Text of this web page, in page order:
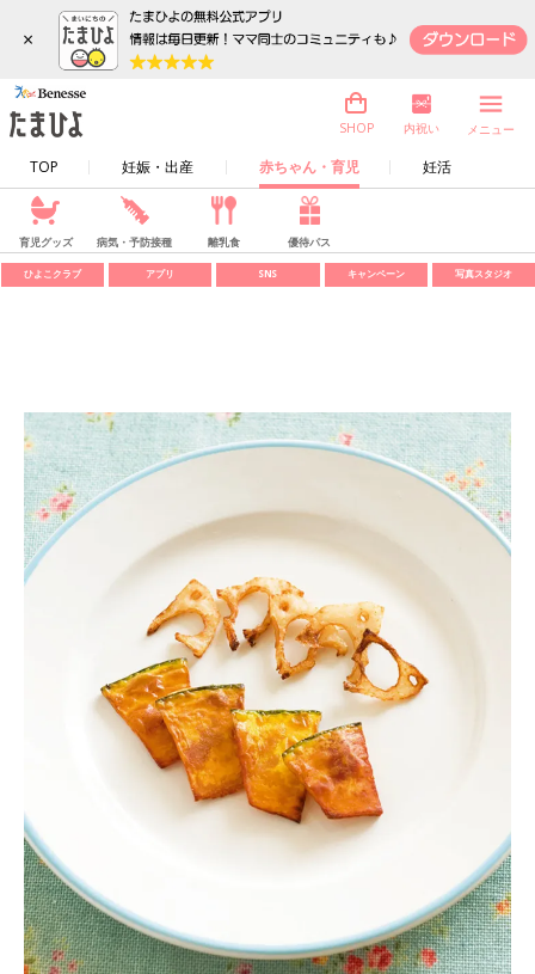
×
TOP 妊娠・出産 赤ちゃん・育児 妊活
SHOP 内祝い メニュー
育児グッズ 病気・予防接種 離乳食 優待パス
ひよこクラブ アプリ SNS キャンペーン 写真スタジオ